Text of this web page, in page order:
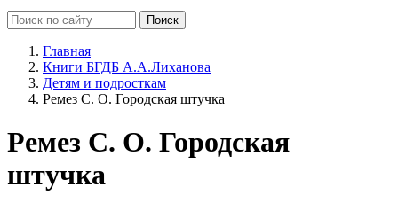
Главная
Книги БГДБ А.А.Лиханова
Детям и подросткам
Ремез С. О. Городская штучка
Ремез С. О. Городская
штучка